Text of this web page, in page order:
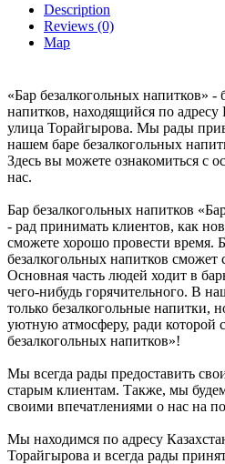
Description
Reviews (0)
Map
«Бар безалкогольных напитков» -
напитков, находящийся по
улица Торайгырова. Мы рады
нашем баре безалкогольных
Здесь вы можете ознакомиться с
нас.
Бар безалкогольных напитков
- рад принимать клиентов, как
сможете хорошо провести время.
безалкогольных напитков сможет
Основная часть людей ходит в
чего-нибудь горячительного. В
только безалкогольные напитки,
уютную атмосферу, ради которой
безалкогольных напитков»!
Мы всегда рады предоставить
старым клиентам. Также, мы
своими впечатлениями о нас на
Мы находимся по адресу
Торайгырова и всегда рады